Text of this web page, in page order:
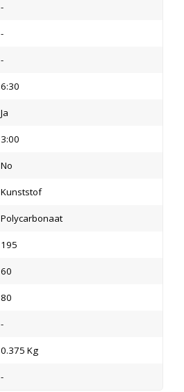
-
-
-
6:30
Ja
3:00
No
Kunststof
Polycarbonaat
195
60
80
-
0.375 Kg
-